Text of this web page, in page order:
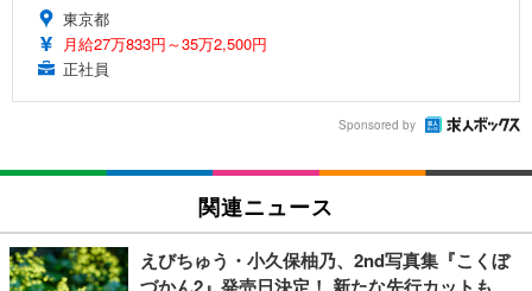
東京都
月給27万833円～35万2,500円
正社員
Sponsored by
関連ニュース
えびちゅう・小久保柚乃、2nd写真集『こくぼ